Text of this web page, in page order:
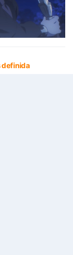
definida